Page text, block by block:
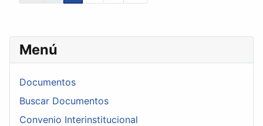
Menú
Documentos
Buscar Documentos
Convenio Interinstitucional